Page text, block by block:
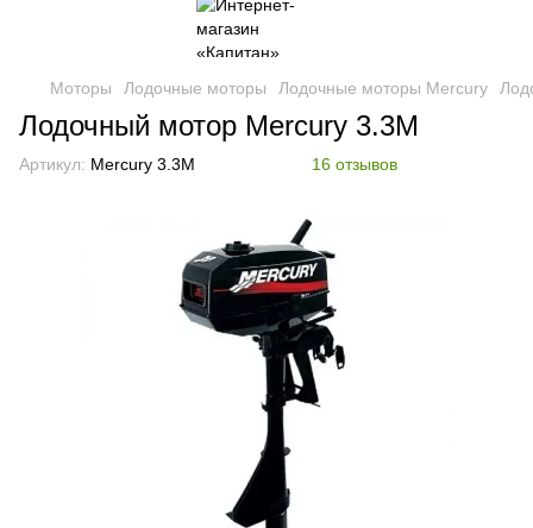
Моторы Лодочные моторы Лодочные моторы Mercury
Лодочный мотор Mercury 3.3M
Артикул: Mercury 3.3M 16 отзывов